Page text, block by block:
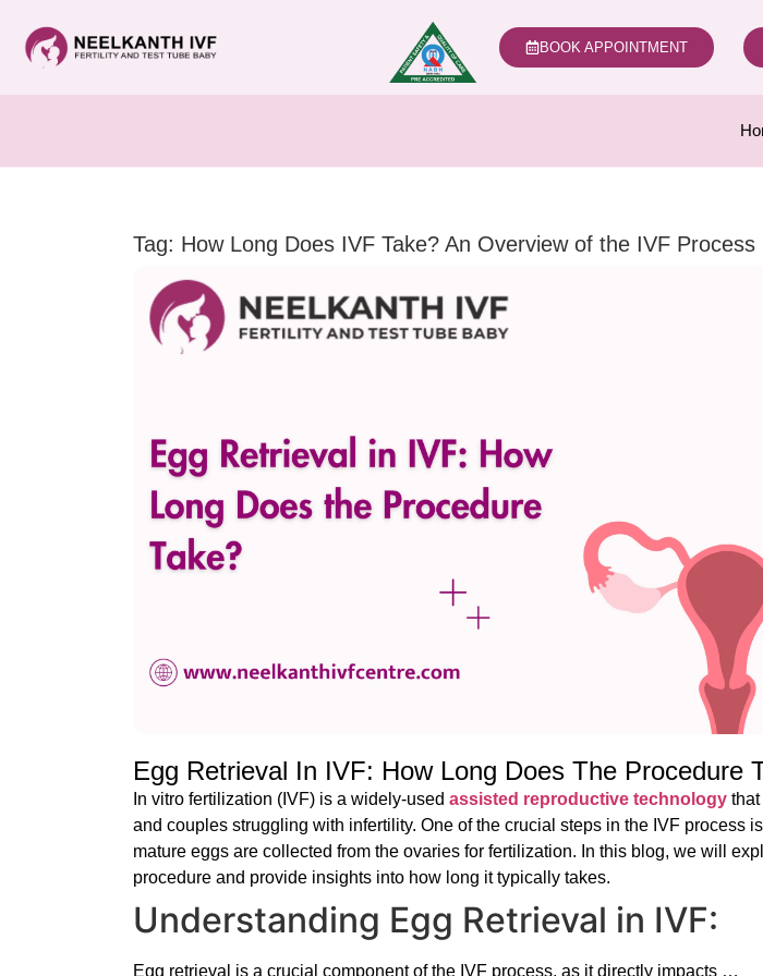
BOOK APPOINTMENT
Tag: How Long Does IVF Take? An Overview of the IVF Process
Egg Retrieval In IVF: How Long Does The Procedure
In vitro fertilization (IVF) is a widely-used assisted reproductive technology
and couples struggling with infertility. One of the crucial steps in the IVF process
mature eggs are collected from the ovaries for fertilization. In this blog, we will
procedure and provide insights into how long it typically takes.
Understanding Egg Retrieval in IVF:
Egg retrieval is a crucial component of the IVF process, as it directly impacts …